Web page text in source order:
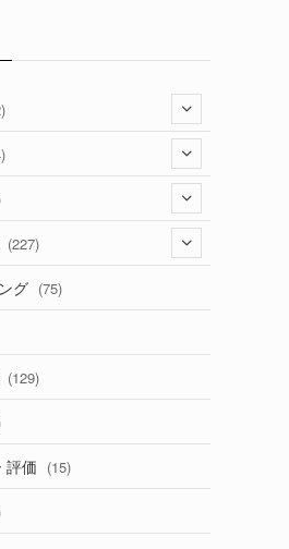
(188)
(222)
(8)
(227)
(21)
(5)
(7)
(5)
グ (75)
(129)
評価 (15)